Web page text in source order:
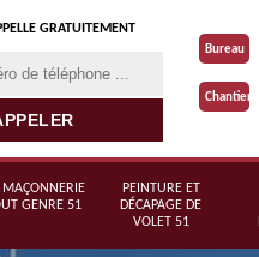
GRATUITEMENT
Bureau
Chantier
MAÇONNERIE
GENRE 51
PEINTURE ET
DÉCAPAGE DE
VOLET 51